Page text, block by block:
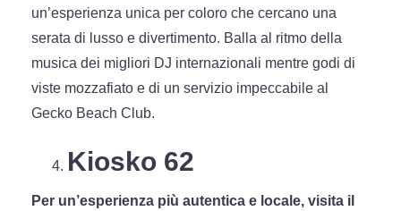
un’esperienza unica per coloro che cercano una
serata di lusso e divertimento. Balla al ritmo della
musica dei migliori DJ internazionali mentre godi di
viste mozzafiato e di un servizio impeccabile al
Gecko Beach Club.
Kiosko 62
Per un’esperienza più autentica e locale, visita il